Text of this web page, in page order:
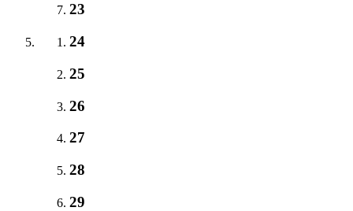
23
24
25
26
27
28
29